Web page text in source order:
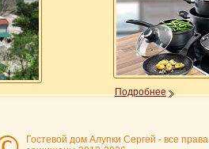
Подробнее
Гостевой дом Алупки Сергей - все права